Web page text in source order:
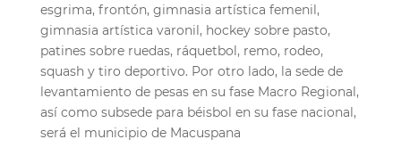
esgrima, frontón, gimnasia artística femenil,
gimnasia artística varonil, hockey sobre pasto,
patines sobre ruedas, ráquetbol, remo, rodeo,
squash y tiro deportivo. Por otro lado, la sede de
levantamiento de pesas en su fase Macro Regional,
asícomo subsede para béisbol en su fase nacional,
será el municipio de Macuspana